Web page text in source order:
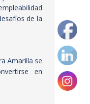
de la
Amarilla se
en